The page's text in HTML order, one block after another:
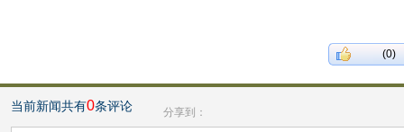
(0)
当前新闻共有0条评论 分享到：